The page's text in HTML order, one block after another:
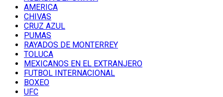
AMERICA
CHIVAS
CRUZ AZUL
PUMAS
RAYADOS DE MONTERREY
TOLUCA
MEXICANOS EN EL EXTRANJERO
FUTBOL INTERNACIONAL
BOXEO
UFC